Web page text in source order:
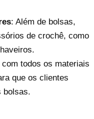
: Além de bolsas,
de crochê, como
todos os materiais
que os clientes
bolsas.